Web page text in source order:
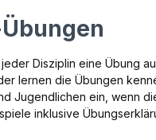
Disziplin eine Übung
lernen die Übungen
Jugendlichen ein, wenn
inklusive